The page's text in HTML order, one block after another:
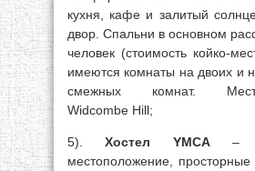
кухня, кафе и залитый
двор. Спальни в основном
человек (стоимость койко-
имеются комнаты на двоих и
смежных комнат.
Widcombe Hill;
5).Хостел YMCA–
местоположение,